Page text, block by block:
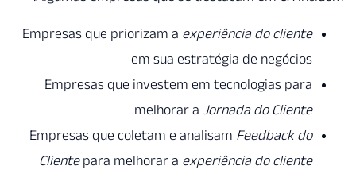
Empresas que priorizam aexperiência do cliente
em sua estratégia de negócios
Empresas que investem em tecnologias para
melhorar aJornada do Cliente
Empresas que coletam e analisamFeedback do
Clientepara melhorar aexperiência do cliente